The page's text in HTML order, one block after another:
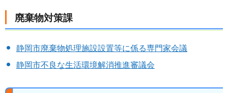
廃棄物対策課
静岡市廃棄物処理施設設置等に係る専門家会議
静岡市不良な生活環境解消推進審議会